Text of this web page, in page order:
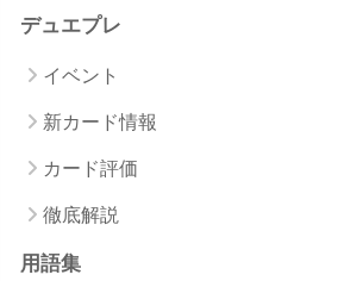
デュエプレ
イベント
新カード情報
カード評価
徹底解説
用語集